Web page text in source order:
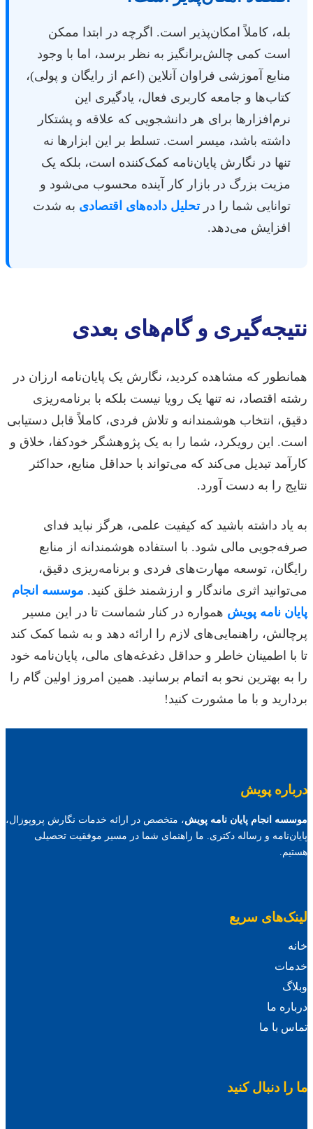
بله، کاملاً امکان‌پذیر است. اگرچه در ابتدا ممکن
است کمی چالش‌برانگیز به نظر برسد، اما با وجود
منابع آموزشی فراوان آنلاین (اعم از رایگان و پولی)،
کتاب‌ها و جامعه کاربری فعال، یادگیری این
نرم‌افزارها برای هر دانشجویی که علاقه و پشتکار
داشته باشد، میسر است. تسلط بر این ابزارها نه
تنها در نگارش پایان‌نامه کمک‌کننده است، بلکه یک
مزیت بزرگ در بازار کار آینده محسوب می‌شود و
توانایی شما را درتحلیل داده‌های اقتصادی به شدت
افزایش می‌دهد.
نتیجه‌گیری و گام‌های بعدی
همانطور که مشاهده کردید، نگارش یک پایان‌نامه ارزان در
رشته اقتصاد، نه تنها یک رویا نیست بلکه با برنامه‌ریزی
دقیق، انتخاب هوشمندانه و تلاش فردی، کاملاً قابل دستیابی
است. این رویکرد، شما را به یک پژوهشگر خودکفا، خلاق و
کارآمد تبدیل می‌کند که می‌تواند با حداقل منابع، حداکثر
نتایج را به دست آورد.
به یاد داشته باشید که کیفیت علمی، هرگز نباید فدای
صرفه‌جویی مالی شود. با استفاده هوشمندانه از منابع
رایگان، توسعه مهارت‌های فردی و برنامه‌ریزی دقیق،
می‌توانید اثری ماندگار و ارزشمند خلق کنید. موسسه انجام
پایان نامه پویش همواره در کنار شماست تا در این مسیر
پرچالش، راهنمایی‌های لازم را ارائه دهد و به شما کمک کند
تا با اطمینان خاطر و حداقل دغدغه‌های مالی، پایان‌نامه خود
را به بهترین نحو به اتمام برسانید. همین امروز اولین گام را
بردارید و با ما مشورت کنید!
درباره پویش
موسسه انجام پایان نامه پویش، متخصص در ارائه خدمات نگارش پروپوزال،
پایان‌نامه و رساله دکتری. ما راهنمای شما در مسیر موفقیت تحصیلی
هستیم.
لینک‌های سریع
خانه
خدمات
وبلاگ
درباره ما
تماس با ما
ما را دنبال کنید